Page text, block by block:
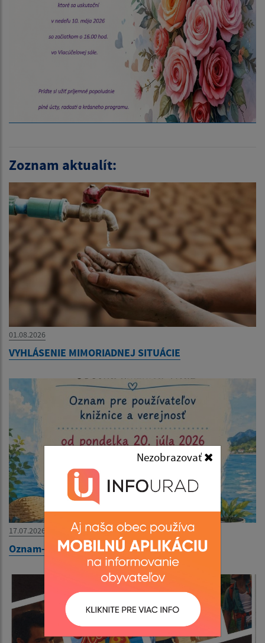
Nezobrazovať
Zoznam aktualít:
01.08.2026
VYHLÁSENIE MIMORIADNEJ SITUÁCIE
17.07.2026
Oznam-Obecná knižnica Víťaz